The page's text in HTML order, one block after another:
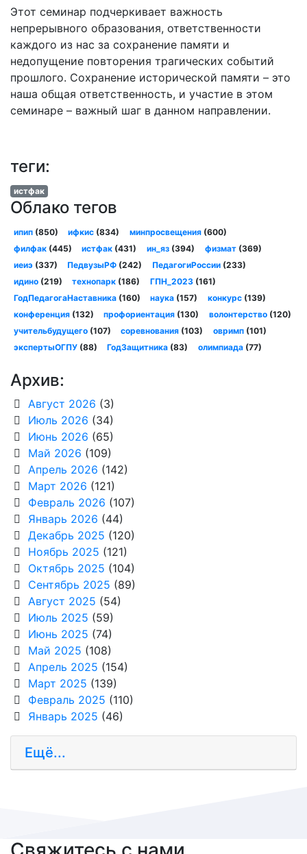
Этот семинар подчеркивает важность
непрерывного образования, ответственности
каждого из нас за сохранение памяти и
недопущение повторения трагических событий
прошлого. Сохранение исторической памяти – это
наша общая ответственность, и участие в этом
семинаре – важный шаг в данном направлении.
теги:
истфак
Облако тегов
ипип(850) ифкис (834) минпросвещения(600)
филфак(445) истфак (431) ин_яз(394) физмат(369)
иеиэ(337) ПедвузыРФ (242) ПедагогиРоссии(233)
идино(219) технопарк (186) ГПН_2023(161)
ГодПедагогаНаставника(160) наука (157) конкурс(139)
конференция(132) профориентация (130) волонтерство(120)
учительбудущего(107) соревнования (103) овримп(101)
экспертыОГПУ(88) ГодЗащитника (83) олимпиада(77)
Архив:
Август 2026 (3)
Июль 2026 (34)
Июнь 2026 (65)
Май 2026 (109)
Апрель 2026 (142)
Март 2026 (121)
Февраль 2026 (107)
Январь 2026 (44)
Декабрь 2025 (120)
Ноябрь 2025 (121)
Октябрь 2025 (104)
Сентябрь 2025 (89)
Август 2025 (54)
Июль 2025 (59)
Июнь 2025 (74)
Май 2025 (108)
Апрель 2025 (154)
Март 2025 (139)
Февраль 2025 (110)
Январь 2025 (46)
Ещё...